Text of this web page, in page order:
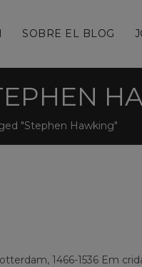
SOBRE EL BLOG
"Stephen Hawking"
1466-1536 Em